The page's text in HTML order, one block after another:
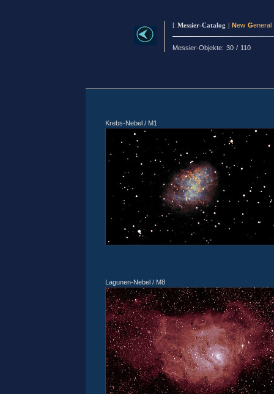
[ Messier-Catalog | New General
Messier-Objekte: 30 / 110
Krebs-Nebel / M1
Lagunen-Nebel / M8